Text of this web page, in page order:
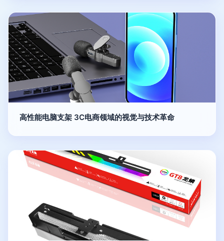
高性能电脑支架 3C电商领域的视觉与技术革命